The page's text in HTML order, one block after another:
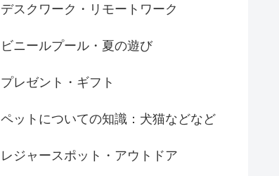
デスクワーク・リモートワーク
ビニールプール・夏の遊び
プレゼント・ギフト
ペットについての知識：犬猫などなど
レジャースポット・アウトドア